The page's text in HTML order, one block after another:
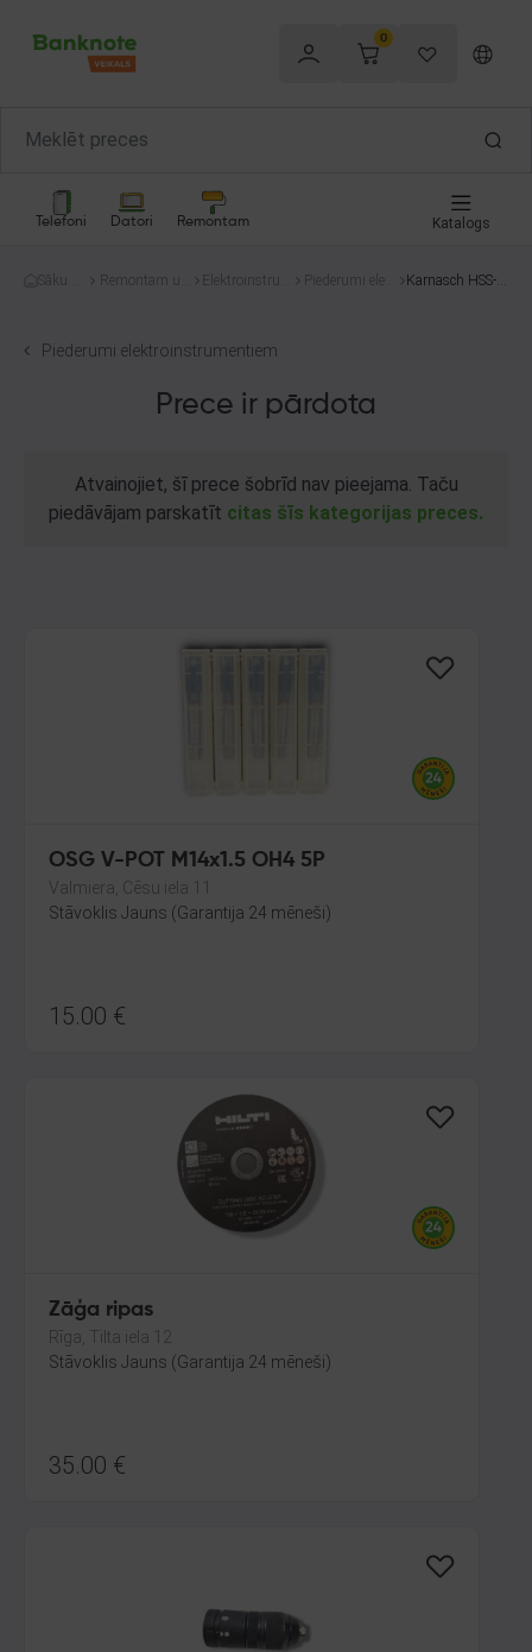
0
Telefoni Datori Remontam Katalogs
Sākum
Remontam un
Elektroinstru
Piederumi elekt
Karnasch HSS-X
Piederumi elektroinstrumentiem
Prece ir pārdota
Atvainojiet, šī prece šobrīd nav pieejama. Taču
piedāvājam parskatīt citas šīs kategorijas preces.
OSG V-POT M14x1.5 OH4 5P
Valmiera, Cēsu iela 11
Stāvoklis Jauns (Garantija 24 mēneši)
15.00 €
Zāģa ripas
Rīga, Tilta iela 12
Stāvoklis Jauns (Garantija 24 mēneši)
35.00 €